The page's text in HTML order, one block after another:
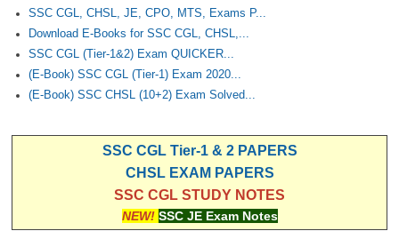
MTS Study Notes
मल्टीटास्किंग : Hindi Notes
SSC CGL, CHSL, JE, CPO, MTS, Exams P...
Download E-Books for SSC CGL, CHSL,...
SSC CGL (Tier-1&2) Exam QUICKER...
(E-Book) SSC CGL (Tier-1) Exam 2020...
(E-Book) SSC CHSL (10+2) Exam Solved...
SSC CGL Tier-1 & 2 PAPERS
CHSL EXAM PAPERS
SSC CGL STUDY NOTES
NEW! SSC JE Exam Notes